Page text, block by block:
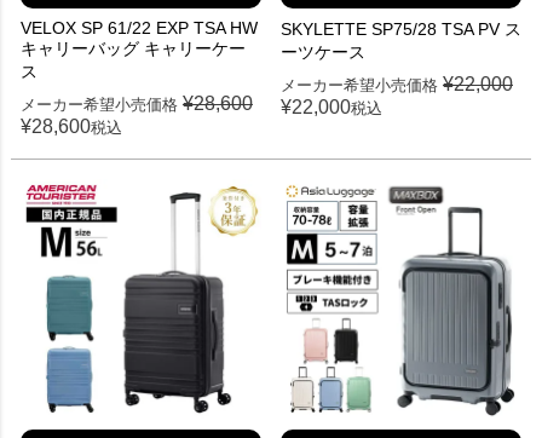
VELOX SP 61/22 EXP TSA HW
キャリーバッグ キャリーケー
ス
メーカー希望小売価格 ¥28,600
¥28,600税込
SKYLETTE SP75/28 TSA PV ス
ーツケース
メーカー希望小売価格 ¥22,000
¥22,000税込